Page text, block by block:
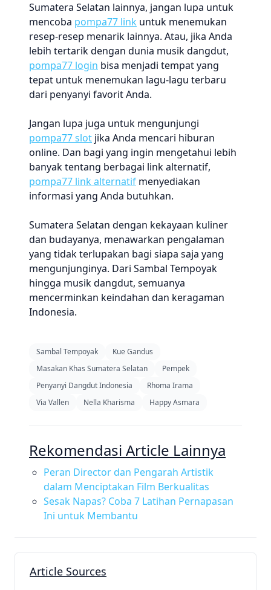
Sumatera Selatan lainnya, jangan lupa untuk
mencoba pompa77 link untuk menemukan
resep-resep menarik lainnya. Atau, jika Anda
lebih tertarik dengan dunia musik dangdut,
pompa77 login bisa menjadi tempat yang
tepat untuk menemukan lagu-lagu terbaru
dari penyanyi favorit Anda.
Jangan lupa juga untuk mengunjungi
pompa77 slot jika Anda mencari hiburan
online. Dan bagi yang ingin mengetahui lebih
banyak tentang berbagai link alternatif,
pompa77 link alternatif menyediakan
informasi yang Anda butuhkan.
Sumatera Selatan dengan kekayaan kuliner
dan budayanya, menawarkan pengalaman
yang tidak terlupakan bagi siapa saja yang
mengunjunginya. Dari Sambal Tempoyak
hingga musik dangdut, semuanya
mencerminkan keindahan dan keragaman
Indonesia.
Sambal Tempoyak
Kue Gandus
Masakan Khas Sumatera Selatan
Pempek
Penyanyi Dangdut Indonesia
Rhoma Irama
Via Vallen
Nella Kharisma Happy Asmara
Rekomendasi Article Lainnya
Peran Director dan Pengarah Artistik
dalam Menciptakan Film Berkualitas
Sesak Napas? Coba 7 Latihan Pernapasan
Ini untuk Membantu
Article Sources